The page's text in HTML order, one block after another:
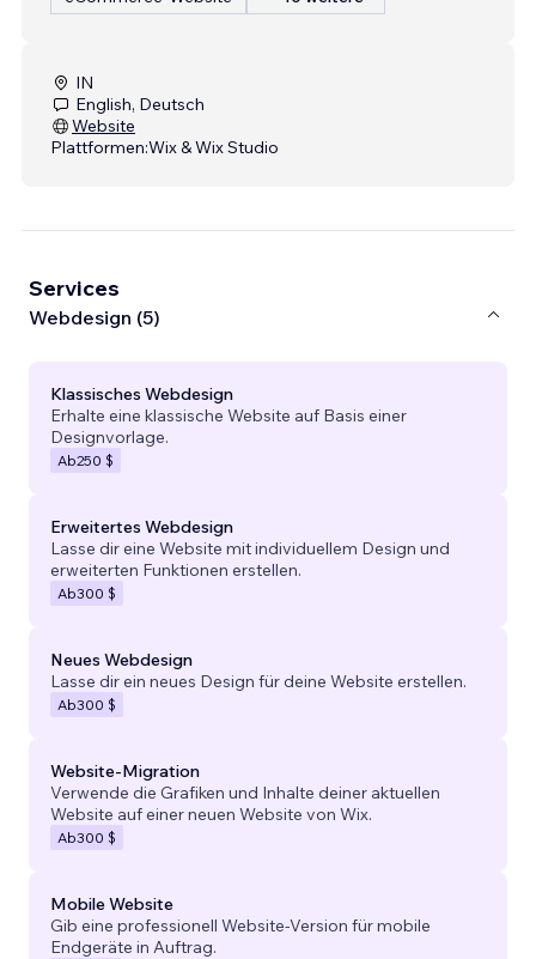
IN
English, Deutsch
Website
Plattformen:Wix & Wix Studio
Services
Webdesign (5)
Klassisches Webdesign
Erhalte eine klassische Website auf Basis einer
Designvorlage.
Ab250 $
Erweitertes Webdesign
Lasse dir eine Website mit individuellem Design und
erweiterten Funktionen erstellen.
Ab300 $
Neues Webdesign
Lasse dir ein neues Design für deine Website erstellen.
Ab300 $
Website-Migration
Verwende die Grafiken und Inhalte deiner aktuellen
Website auf einer neuen Website von Wix.
Ab300 $
Mobile Website
Gib eine professionell Website-Version für mobile
Endgeräte in Auftrag.